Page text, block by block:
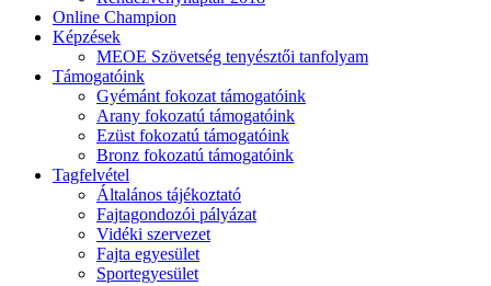
Online Champion
Képzések
MEOE Szövetség tenyésztői tanfolyam
Támogatóink
Gyémánt fokozat támogatóink
Arany fokozatú támogatóink
Ezüst fokozatú támogatóink
Bronz fokozatú támogatóink
Tagfelvétel
Általános tájékoztató
Fajtagondozói pályázat
Vidéki szervezet
Fajta egyesület
Sportegyesület